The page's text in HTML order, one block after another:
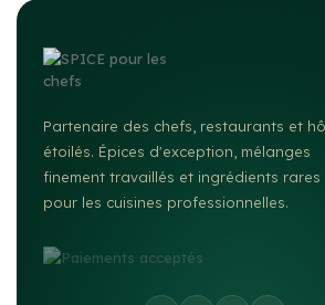
Partenaire des chefs, restaurants et
étoilés. Épices d'exception, mélanges
finement travaillés et ingrédients
pour les cuisines professionnelles.